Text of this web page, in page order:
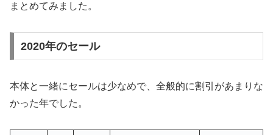
まとめてみました。
2020年のセール
本体と一緒にセールは少なめで、全般的に割引があまりな
かった年でした。